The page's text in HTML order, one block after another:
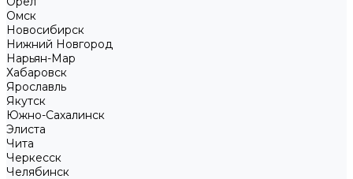
Омск
Новосибирск
Нижний Новгород
Нарьян-Мар
Хабаровск
Ярославль
Якутск
Южно-Сахалинск
Элиста
Чита
Черкесск
Челябинск